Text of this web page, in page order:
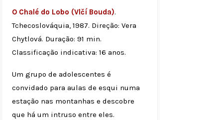
O Chalé do Lobo (Vlčí Bouda).
Tchecoslováquia, 1987. Direção: Vera
Chytlová. Duração: 91 min.
Classificação indicativa: 16 anos.
Um grupo de adolescentes é
convidado para aulas de esqui numa
estação nas montanhas e descobre
que há um intruso entre eles.